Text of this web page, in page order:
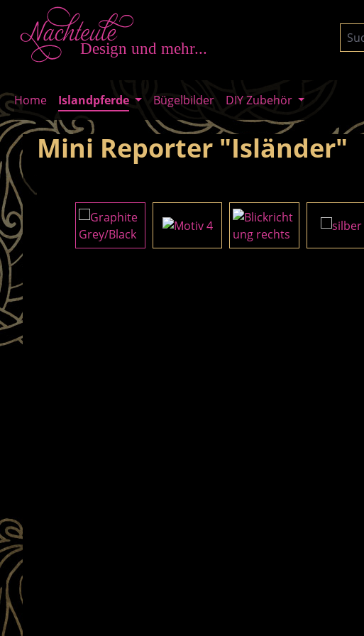
Hauptinhalt springen
Zur Suche springen
Zur Hauptnavigation springen
Home Islandpferde Bügelbilder DIY Zubehör
Mini Reporter "Isländer"
Bildergalerie überspringen